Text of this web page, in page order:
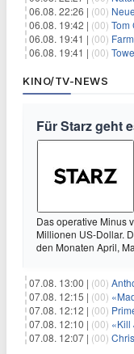
06.08. 22:26 | (00)
06.08. 19:42 | (00) Tom
06.08. 19:41 | (00)
06.08. 19:41 | (00) Tower
KINO/TV-NEWS
Für Starz geht
Das operative Minus
Millionen US-Dollar.
den Monaten April,
07.08. 13:00 | (00) Anthony
07.08. 12:15 | (00)
07.08. 12:12 | (00)
07.08. 12:10 | (00) «Kill
07.08. 12:07 | (00)